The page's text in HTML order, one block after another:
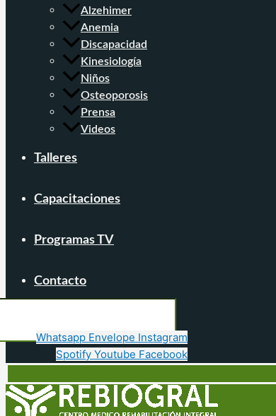
Alzehimer
Anemia
Discapacidad
Kinesiología
Niños
Osteoporosis
Prensa
Videos
Talleres
Capacitaciones
Programas TV
Contacto
Whatsapp Envelope Instagram
Spotify Youtube Facebook